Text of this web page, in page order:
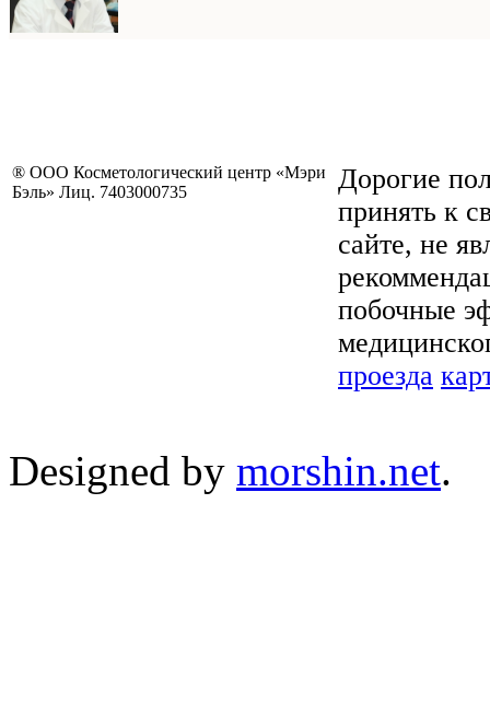
® ООО Косметологический центр «Мэри
Бэль» Лиц. 7403000735
Дорогие
принять к
сайте, не
побочные
проезда
Designed by morshin.net.